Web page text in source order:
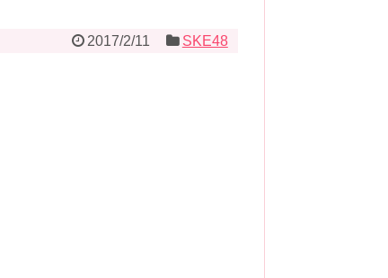
2017/2/11 SKE48